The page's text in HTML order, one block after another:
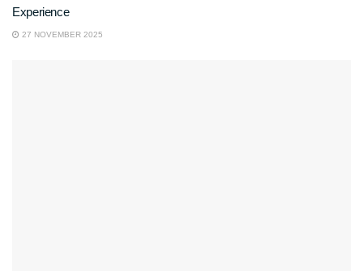
Experience
27 NOVEMBER 2025